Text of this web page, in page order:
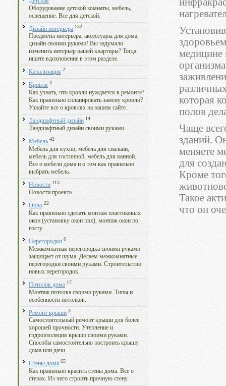
Оборудование детской комнаты, мебель,
освещение. Все для детской.
Дизайн интерьера 152
Предметы интерьера, аксессуары для дома,
дизайн своими руками! Вы задумали
изменить интерьер вашей квартиры? Тогда
ищите вдохновение в этом разделе.
Канализация 2
Кровля 3
Как узнать, что кровля нуждается в ремонте?
Как правильно спланировать замену кровли?
Узнайте все о кровлях на нашем сайте.
Ландшафтный дизайн 14
Ландшафтный дизайн своими руками.
Мебель 42
Мебель для кухни, мебель для спальни,
мебель для гостинной, мебель для ванной.
Все о мебели дома и о том как правильно
выбрать мебель.
Новости 113
Новости проекта
Окно 22
Как правильно сделать монтаж пластиковых
окон (установку окон пвх), монтаж окон по
госту.
Перегородки 6
Межкомнатная перегородка своими руками
защищает от шума. Делаем межкомнатные
перегородки своими руками. Строительство
новых перегородок.
Потолок дома 17
Монтаж потолка своими руками. Типы и
особенности потолков.
Ремонт крыши 3
Самостоятельный ремонт крыши для более
хорошей прочности. Утепление и
гидроизоляция крыши своими руками.
Способы самостоятельно построить крышу
дома или дачи.
Стены дома 65
Как правильно красить стены дома. Все о
стенах. Из чего строить прочную стену.
медицине
которая
полов
Чаще
зданий.
меняете
для
Кроме
Такое
что он